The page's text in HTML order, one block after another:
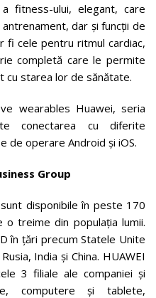
fitness-ului, elegant, care
dar și funcții de
fi cele pentru ritmul cardiac,
completă care le permite
cu starea lor de sănătate.
wearables Huawei, seria
conectarea cu diferite
de operare Android și iOS.
Group
disponibile în peste 170
treime din populația lumii.
în țări precum Statele Unite
India și China. HUAWEI
3 filiale ale companiei și
computere și tablete,